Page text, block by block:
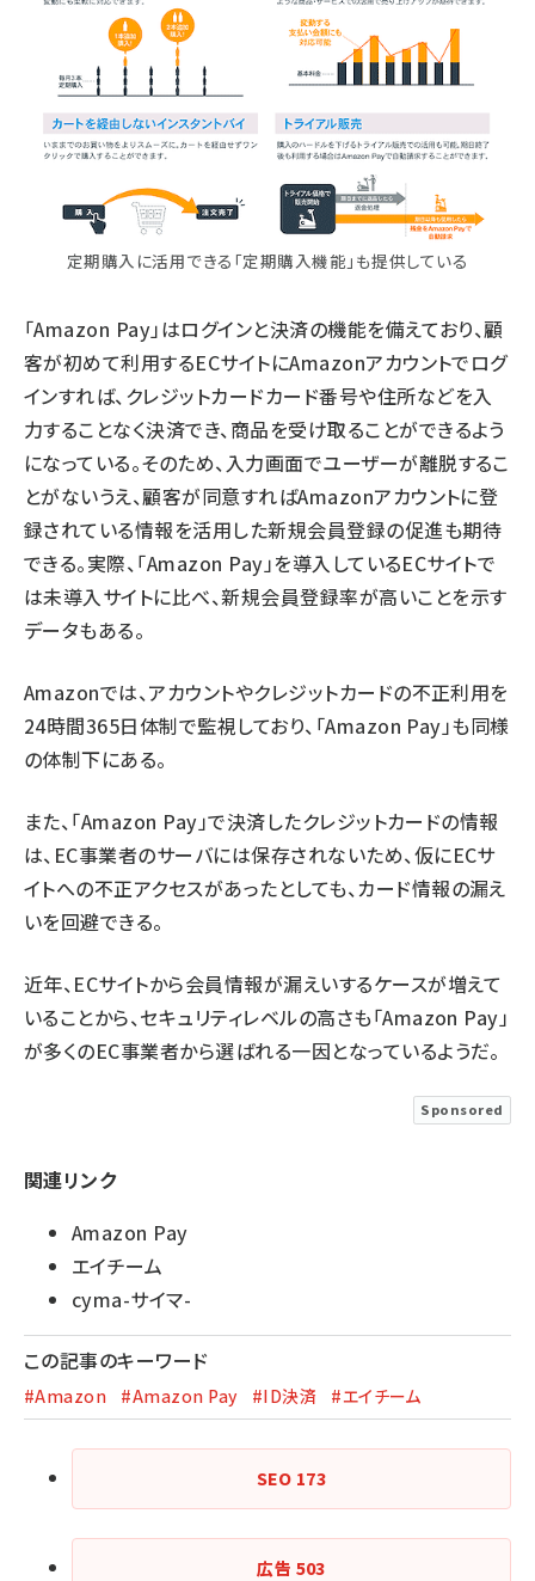
定期購入に活用できる「定期購入機能」も提供している
「Amazon Pay」はログインと決済の機能を備えており、顧
客が初めて利用するECサイトにAmazonアカウントでログ
インすれば、クレジットカードカード番号や住所などを入
力することなく決済でき、商品を受け取ることができるよう
になっている。そのため、入力画面でユーザーが離脱するこ
とがないうえ、顧客が同意すればAmazonアカウントに登
録されている情報を活用した新規会員登録の促進も期待
できる。実際、「Amazon Pay」を導入しているECサイトで
は未導入サイトに比べ、新規会員登録率が高いことを示す
データもある。
Amazonでは、アカウントやクレジットカードの不正利用を
24時間365日体制で監視しており、「Amazon Pay」も同様
の体制下にある。
また、「Amazon Pay」で決済したクレジットカードの情報
は、EC事業者のサーバには保存されないため、仮にECサ
イトへの不正アクセスがあったとしても、カード情報の漏え
いを回避できる。
近年、ECサイトから会員情報が漏えいするケースが増えて
いることから、セキュリティレベルの高さも「Amazon Pay」
が多くのEC事業者から選ばれる一因となっているようだ。
Sponsored
関連リンク
Amazon Pay
エイチーム
cyma-サイマ-
この記事のキーワード
#Amazon #Amazon Pay #ID決済 #エイチーム
SEO 173
広告 503